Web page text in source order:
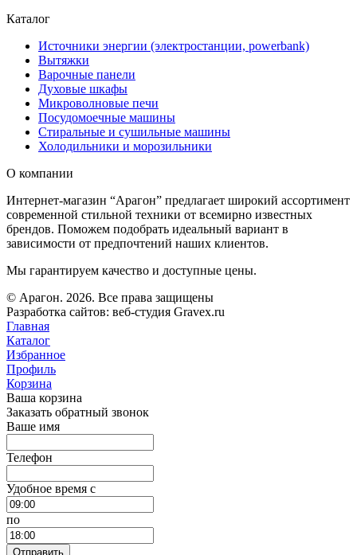
Каталог
Источники энергии (электростанции, powerbank)
Вытяжки
Варочные панели
Духовые шкафы
Микроволновые печи
Посудомоечные машины
Стиральные и сушильные машины
Холодильники и морозильники
О компании
Интернет-магазин “Арагон” предлагает широкий ассортимент
современной стильной техники от всемирно известных
брендов. Поможем подобрать идеальный вариант в
зависимости от предпочтений наших клиентов.
Мы гарантируем качество и доступные цены.
© Арагон. 2026. Все права защищены
Разработка сайтов: веб-студия Gravex.ru
Главная
Каталог
Избранное
Профиль
Корзина
Ваша корзина
Заказать обратный звонок
Ваше имя
Телефон
Удобное время c
по
Отправить